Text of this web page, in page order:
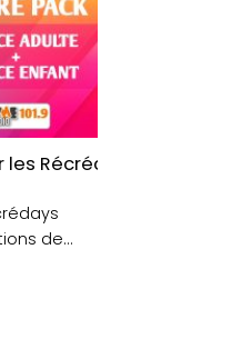
Récrédays à Lanester !
de